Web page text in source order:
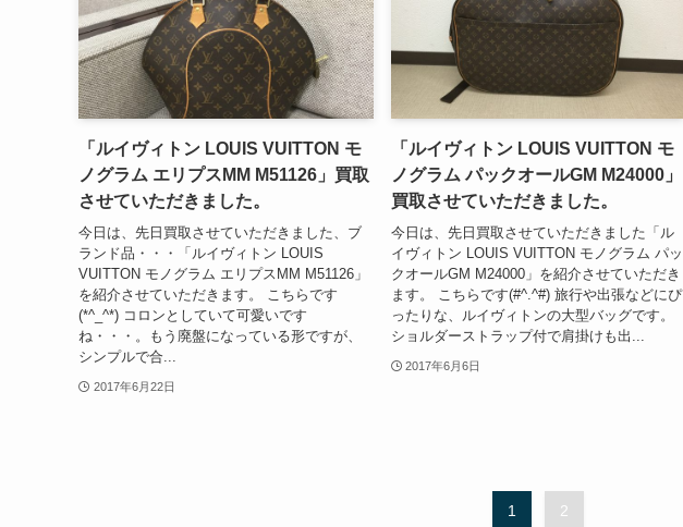
「ルイヴィトン LOUIS VUITTON モ
ノグラム エリプスMM M51126」買取
させていただきました。
今日は、先日買取させていただきました、ブ
ランド品・・・「ルイヴィトン LOUIS
VUITTON モノグラム エリプスMM M51126」
を紹介させていただきます。 こちらです
(*^_^*) コロンとしていて可愛いです
ね・・・。もう廃盤になっている形ですが、
シンプルで合...
2017年6月22日
「ルイヴィトン LOUIS VUITTON モ
ノグラム パックオールGM M24000」
買取させていただきました。
今日は、先日買取させていただきました「ル
イヴィトン LOUIS VUITTON モノグラム パッ
クオールGM M24000」を紹介させていただき
ます。 こちらです(#^.^#) 旅行や出張などにぴ
ったりな、ルイヴィトンの大型バッグです。
ショルダーストラップ付で肩掛けも出...
2017年6月6日
1 2